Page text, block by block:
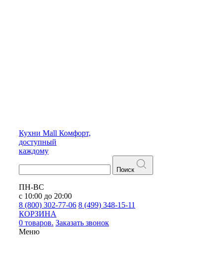
Кухни Mall Комфорт,
доступный
каждому
Поиск
ПН-ВС
с 10:00 до 20:00
8 (800) 302-77-06 8 (499) 348-15-11
КОРЗИНА
0 товаров. Заказать звонок
Меню